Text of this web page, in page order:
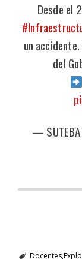
Desde el
un
del
— SUTEBA
Docentes